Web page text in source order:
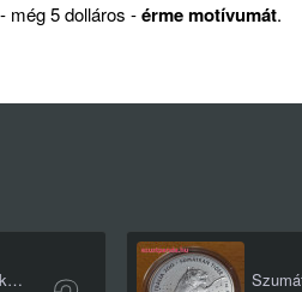
- még 5 dolláros -érme motívumát.
Katicabogár drágakövekkel - 2020 1 uncia kanadai proof ezüst pénzérme